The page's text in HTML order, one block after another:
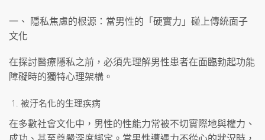
一、 隱私焦慮的根源：當男性的「硬實力」碰上傳統面子
文化
在探討醫療隱私之前，必須先理解男性患者在面臨勃起功能
障礙時的獨特心理架構。
被汙名化的生理疾病
在多數社會文化中，男性的性能力常被不切實際地與權力、